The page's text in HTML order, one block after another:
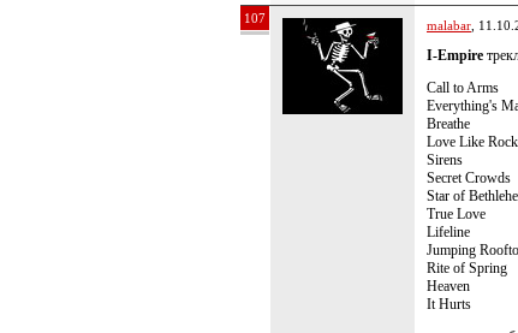
107 malabar ,
I-Empire
Call to Arms
Everything's
Breathe
Love Like
Sirens
Secret Crowds
Star of
True Love
Lifeline
Jumping
Rite of Spring
Heaven
It Hurts